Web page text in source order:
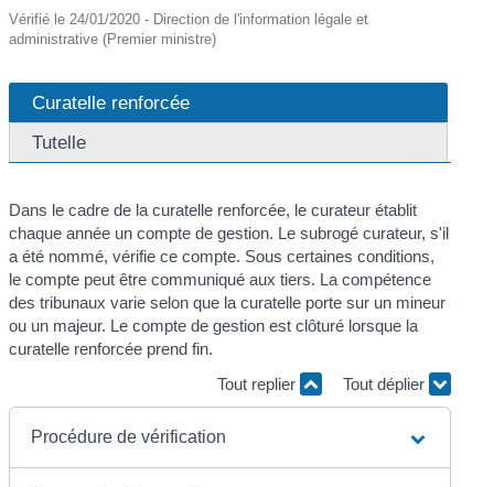
Vérifié le 24/01/2020 - Direction de l'information légale et
administrative (Premier ministre)
Curatelle renforcée
Tutelle
Dans le cadre de la curatelle renforcée, le curateur établit
chaque année un compte de gestion. Le subrogé curateur, s'il
a été nommé, vérifie ce compte. Sous certaines conditions,
le compte peut être communiqué aux tiers. La compétence
des tribunaux varie selon que la curatelle porte sur un mineur
ou un majeur. Le compte de gestion est clôturé lorsque la
curatelle renforcée prend fin.
Tout replier
Tout déplier
Procédure de vérification